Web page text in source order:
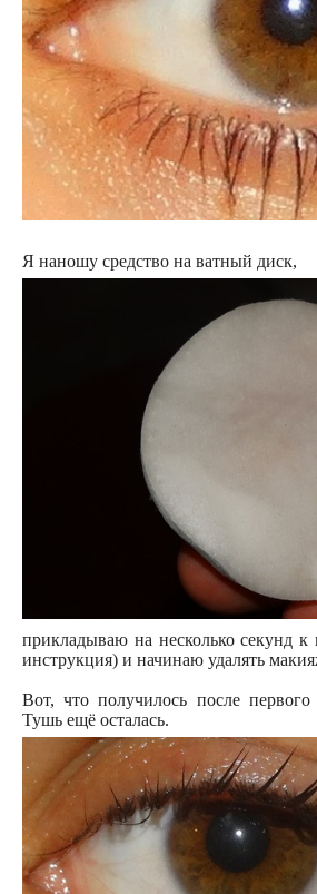
Я наношу средство на ватный диск,
прикладываю на несколько секунд к
инструкция) и начинаю удалять
Вот, что получилось после первого
Тушь ещё осталась.